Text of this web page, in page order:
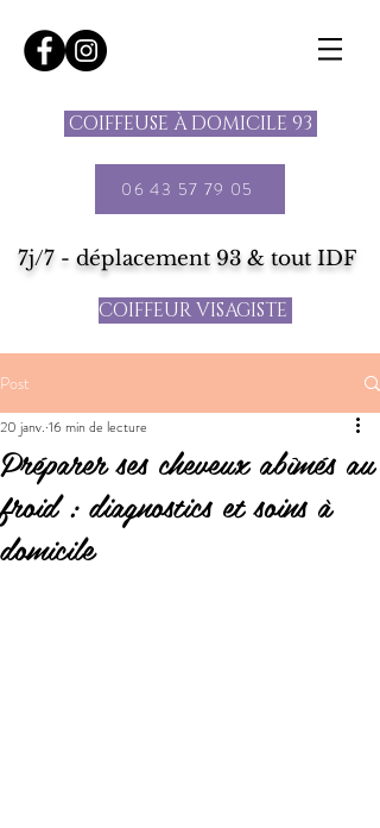
COIFFEUSE À DOMICILE 93
06 43 57 79 05
7j/7 - déplacement 93 & tout IDF
COIFFEUR VISAGISTE
Post
Préparer ses cheveux abîmés au
froid : diagnostics et soins à
domicile
20 janv. 16 min de lecture